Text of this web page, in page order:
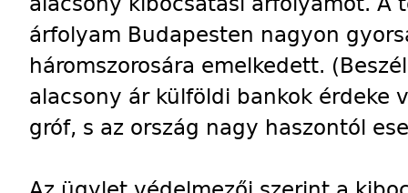
árfolyam Budapesten nagyon
háromszorosára emelkedett.
alacsony ár külföldi bankok érdeke
gróf, s az ország nagy haszontól